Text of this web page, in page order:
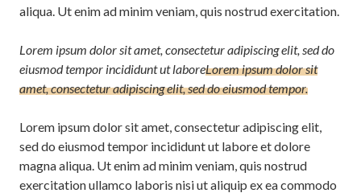
aliqua. Ut enim ad minim veniam, quis nostrud exercitation.
Lorem ipsum dolor sit amet, consectetur adipiscing elit, sed do
eiusmod tempor incididunt ut laboreLorem ipsum dolor sit
amet, consectetur adipiscing elit, sed do eiusmod tempor.
Lorem ipsum dolor sit amet, consectetur adipiscing elit,
sed do eiusmod tempor incididunt ut labore et dolore
magna aliqua. Ut enim ad minim veniam, quis nostrud
exercitation ullamco laboris nisi ut aliquip ex ea commodo